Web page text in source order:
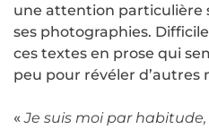
une attention particulière
ses photographies.
ces textes en prose qui
peu pour révéler d’autres
«Je suis moi par